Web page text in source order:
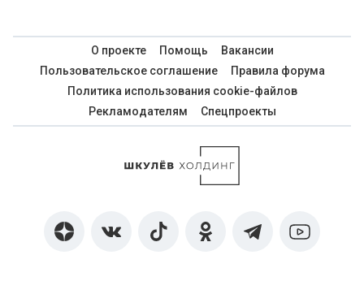
О проекте Помощь
Вакансии
Пользовательское соглашение
Правила форума
Политика использования cookie-файлов
Рекламодателям
Спецпроекты